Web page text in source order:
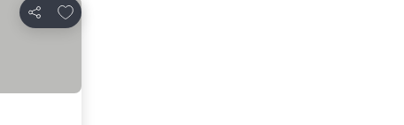
Partilhar
Adicionar aos favoritos